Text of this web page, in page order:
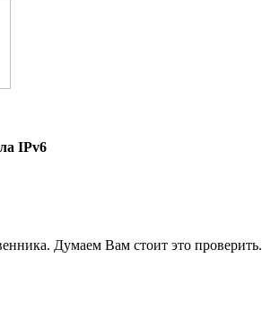
IPv6
Думаем Вам стоит это проверить.